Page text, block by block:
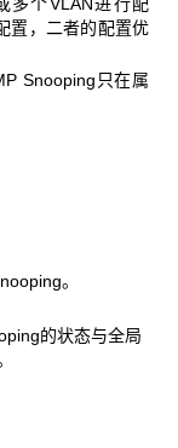
多个VLAN进行配
置，二者的配置优
Snooping只在属
。
的状态与全局